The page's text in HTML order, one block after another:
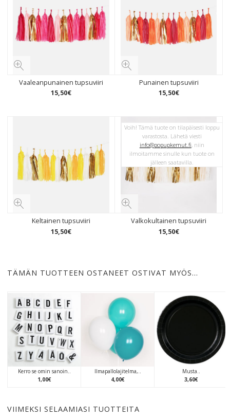
Vaaleanpunainen tupsuviiri
15,50€
Punainen tupsuviiri
15,50€
Keltainen tupsuviiri
15,50€
Valkokultainen tupsuviiri
15,50€
Voih! Tämä tuote on tilapäisesti loppu
varastosta. Lähetä viesti
info@popupkemut.fi, niin
ilmoitamme sinulle kun tuote on
jälleen saatavilla.
TÄMÄN TUOTTEEN OSTANEET OSTIVAT MYÖS…
Kerro se omin sanoin..
1,00€
Ilmapallolajitelma,..
4,00€
Musta..
3,60€
VIIMEKSI SELAAMIASI TUOTTEITA